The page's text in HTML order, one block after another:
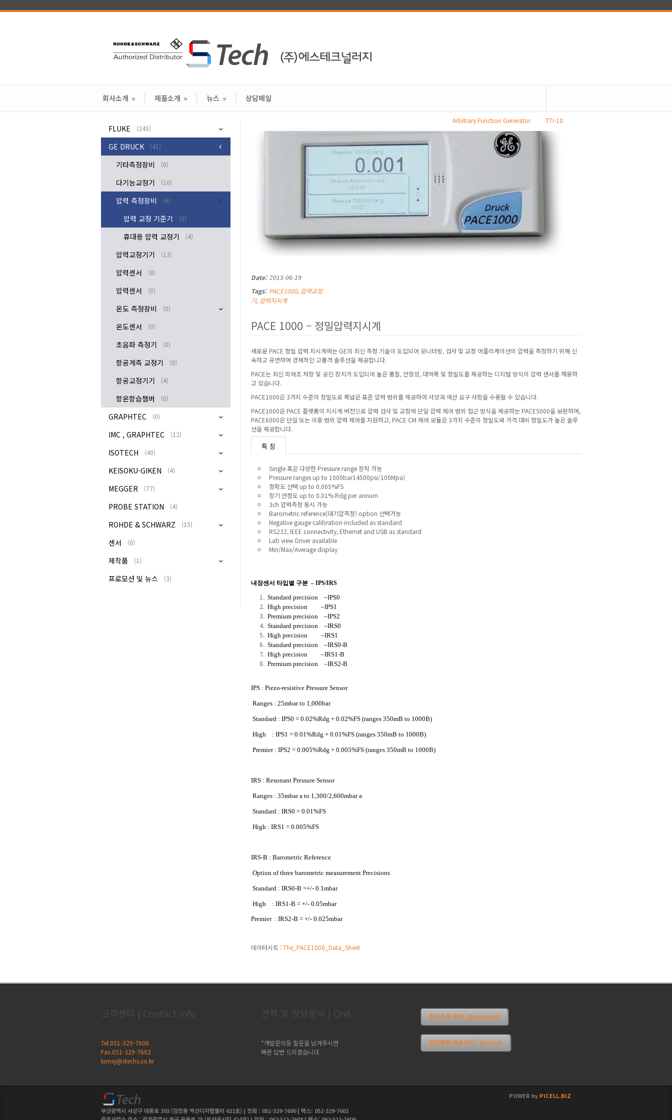
회사소개 » 제품소개 » 뉴스 » 상담메일
Arbitrary Function Generator TTI-10
Date: 2013-06-19
Tags: PACE1000, 압력교정
기, 압력지시계
PACE 1000 – 정밀압력지시계
새로운 PACE 정밀 압력 지시계에는 GE의 최신 측정 기술이 도입되어 모니터링, 검사 및 교정 어플리케이션의 압력을 측정하기 위해 신
속하고 유연하며 경제적인 고품격 솔루션을 제공합니다.
PACE는 최신 피에조 저항 및 공진 장치가 도입되어 높은 품질, 안정성, 대역폭 및 정밀도를 제공하는 디지털 방식의 압력 센서를 채용하
고 있습니다.
PACE1000은 3가지 수준의 정밀도로 폭넓은 표준 압력 범위를 제공하여 사양과 예산 요구 사항을 수용할 수 있습니다.
PACE1000은 PACE 플랫폼의 지시계 버전으로 압력 검사 및 교정에 단일 압력 제어 범위 접근 방식을 제공하는 PACE5000을 보완하며,
PACE6000은 단일 또는 이중 범위 압력 제어를 지원하고, PACE CM 제어 모듈은 3가지 수준의 정밀도와 가격 대비 정밀도가 높은 솔루
션을 제공합니다.
특 징
Single 혹은 다양한 Pressure range 장착 가능
Pressure ranges up to 1000bar14500psi/100Mpa)
정확도 선택 up to 0.005%FS
장기 안정도 up to 0.01% Rdg per annum
3ch 압력측정 동시 가능
Barometric reference(대기압측정) option 선택가능
Negative gauge calibration included as standard
RS232, IEEE connectivity, Ethernet and USB as standard
Lab view Driver available
Min/Max/Average display
내장센서 타입별 구분 – IPS/IRS
Standard precision –IPS0
High precision –IPS1
Premium precision –IPS2
Standard precision –IRS0
High precision –IRS1
Standard precision –IRS0-B
High precision –IRS1-B
Premium precision –IRS2-B
IPS : Piezo-resistive Pressure Sensor
Ranges : 25mbar to 1,000bar
Standard : IPS0 = 0.02%Rdg + 0.02%FS (ranges 350mB to 1000B)
High : IPS1 = 0.01%Rdg + 0.01%FS (ranges 350mB to 1000B)
Premier : IPS2 = 0.005%Rdg + 0.005%FS (ranges 350mB to 1000B)
IRS : Resonant Pressure Sensor
Ranges : 35mbar a to 1,300/2,600mbar a
Standard : IRS0 = 0.01%FS
High : IRS1 = 0.005%FS
IRS-B : Barometric Reference
Option of three barometric measurement Precisions
Standard : IRS0-B =+/- 0.1mbar
High : IRS1-B = +/- 0.05mbar
Premier : IRS2-B = +/- 0.025mbar
데이터시트 :The_PACE1000_Data_Sheet
FLUKE (245)
GE DRUCK (41)
기타측정장비 (0)
다기능교정기 (10)
압력 측정장비 (6)
압력 교정 기준기 (2)
휴대용 압력 교정기 (4)
압력교정기기 (13)
압력센서 (8)
압력센서 (0)
온도 측정장비 (0)
온도센서 (0)
초음파 측정기 (0)
항공계측 교정기 (0)
항공교정기기 (4)
항온항습챔버 (0)
GRAPHTEC (0)
IMC , GRAPHTEC (12)
ISOTECH (40)
KEISOKU-GIKEN (4)
MEGGER (77)
PROBE STATION (4)
ROHDE & SCHWARZ (15)
센서 (0)
제작품 (1)
프로모션 및 뉴스 (3)
고객센터 | Contact Info
Tel.051-329-7600
Fax.051-329-7602
kimsy@stechs.co.kr
견적 및 상담문의 | QnA
*개발문의등 질문을 남겨주시면
빠른 답변 드리겠습니다.
회사소개 PDF | Download
상담메일 바로가기 | Go Link
부산광역시 사상구 대동로 303 (감전동 벽산디지털밸리 621호) | 전화 : 051-329-7600 | 팩스: 051-329-7602
POWER by PICELL.BIZ